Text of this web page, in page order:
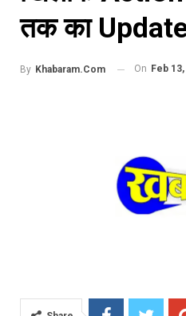
तक का
By Khabaram.Com On Feb